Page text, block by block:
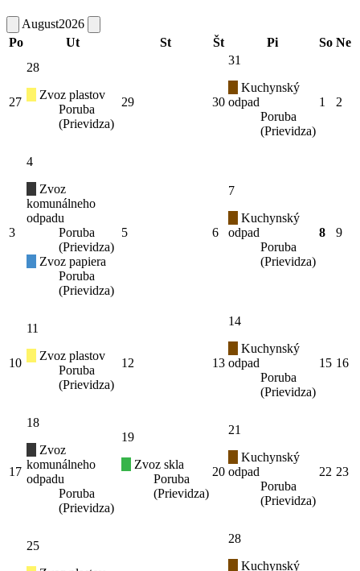
August2026
Po
Ut St Št Pi So Ne
27
28
Zvoz plastov
Poruba
(Prievidza)
29 30
31
Kuchynský
odpad
Poruba
(Prievidza)
1 2
3
4
Zvoz
komunálneho
odpadu
Poruba
(Prievidza)
Zvoz papiera
Poruba
(Prievidza)
5 6
7
Kuchynský
odpad
Poruba
(Prievidza)
8 9
10
11
Zvoz plastov
Poruba
(Prievidza)
12 13
14
Kuchynský
odpad
Poruba
(Prievidza)
15 16
17
18
Zvoz
komunálneho
odpadu
Poruba
(Prievidza)
19
Zvoz skla
Poruba
(Prievidza)
20
21
Kuchynský
odpad
Poruba
(Prievidza)
22 23
25
28
Kuchynský